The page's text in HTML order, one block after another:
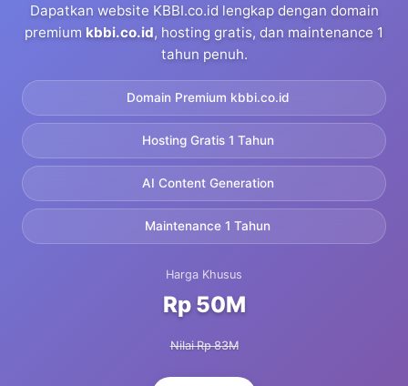
Dapatkan website KBBI.co.id lengkap dengan domain
premium kbbi.co.id, hosting gratis, dan maintenance 1
tahun penuh.
Domain Premium kbbi.co.id
Hosting Gratis 1 Tahun
AI Content Generation
Maintenance 1 Tahun
Harga Khusus
Rp 50M
Nilai Rp 83M